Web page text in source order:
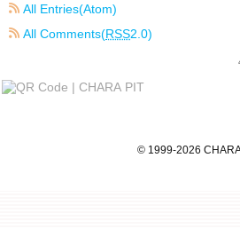
All Entries(Atom)
All Comments(RSS2.0)
© 1999-2026